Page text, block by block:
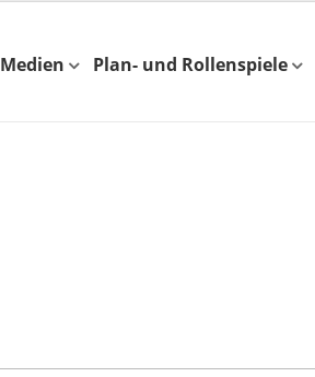
Plan- und Rollenspiele